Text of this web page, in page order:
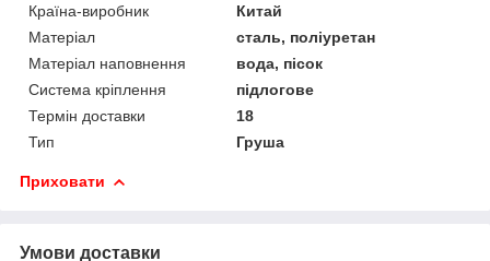
Країна-виробник
Китай
Матеріал
сталь, поліуретан
Матеріал наповнення
вода, пісок
Система кріплення
підлогове
Термін доставки
18
Тип
Груша
Приховати
Умови доставки